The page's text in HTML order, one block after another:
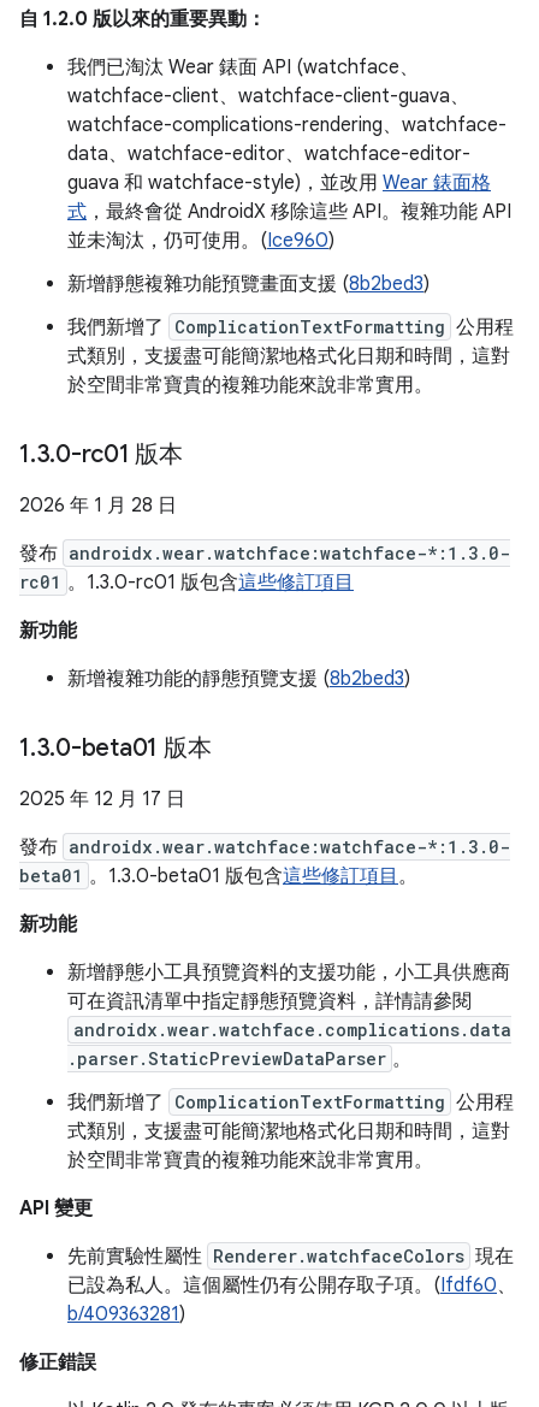
自 1.2.0 版以來的重要異動：
我們已淘汰 Wear 錶面 API (watchface、
watchface-client、watchface-client-guava、
watchface-complications-rendering、watchface-
data、watchface-editor、watchface-editor-
guava 和 watchface-style)，並改用 Wear 錶面格
式 ，最終會從 AndroidX 移除這些 API。複雜功能 API
並未淘汰，仍可使用。(Ice960)
新增靜態複雜功能預覽畫面支援 (8b2bed3)
我們新增了
ComplicationTextFormatting 公用程
式類別，支援盡可能簡潔地格式化日期和時間，這對
於空間非常寶貴的複雜功能來說非常實用。
1.3.0-rc01 版本
2026 年 1 月 28 日
發布 androidx.wear.watchface:watchface-*:1.3.0-
rc01 。1.3.0-rc01 版包含這些修訂項目
新功能
新增複雜功能的靜態預覽支援 (8b2bed3)
1.3.0-beta01 版本
2025 年 12 月 17 日
發布 androidx.wear.watchface:watchface-*:1.3.0-
beta01 。1.3.0-beta01 版包含這些修訂項目 。
新功能
新增靜態小工具預覽資料的支援功能，小工具供應商
可在資訊清單中指定靜態預覽資料，詳情請參閱
androidx.wear.watchface.complications.data
.parser.StaticPreviewDataParser 。
我們新增了
ComplicationTextFormatting 公用程
式類別，支援盡可能簡潔地格式化日期和時間，這對
於空間非常寶貴的複雜功能來說非常實用。
API 變更
先前實驗性屬性 Renderer.watchfaceColors 現在
已設為私人。這個屬性仍有公開存取子項。(Ifdf60、
b/409363281)
修正錯誤